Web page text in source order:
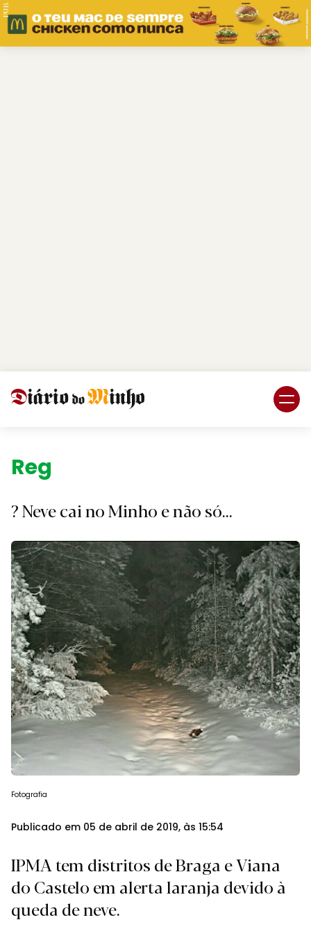
PUB.
Região.
? Neve cai no Minho e não só...
Fotografia
Publicado em 05 de abril de 2019, às 15:54
IPMA tem distritos de Braga e Viana
do Castelo em alerta laranja devido à
queda de neve.